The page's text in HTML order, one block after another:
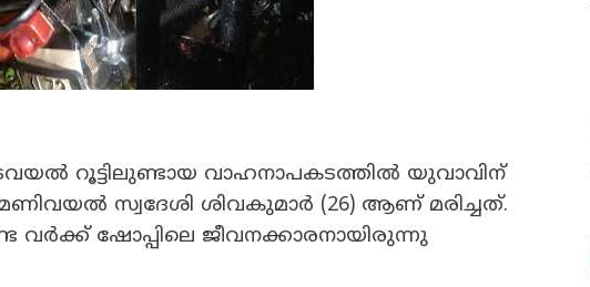
റൂട്ടിലുണ്ടായ വാഹനാപകടത്തിൽ യുവാവിന്
സ്വദേശി ശിവകുമാർ (26) ആണ് മരിച്ചത്.
വർക്ക് ഷോപ്പിലെ ജീവനക്കാരനായിരുന്നു